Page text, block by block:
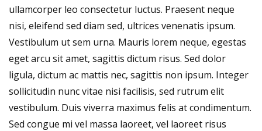
ullamcorper leo consectetur luctus. Praesent neque
nisi, eleifend sed diam sed, ultrices venenatis ipsum.
Vestibulum ut sem urna. Mauris lorem neque, egestas
eget arcu sit amet, sagittis dictum risus. Sed dolor
ligula, dictum ac mattis nec, sagittis non ipsum. Integer
sollicitudin nunc vitae nisi facilisis, sed rutrum elit
vestibulum. Duis viverra maximus felis at condimentum.
Sed congue mi vel massa laoreet, vel laoreet risus